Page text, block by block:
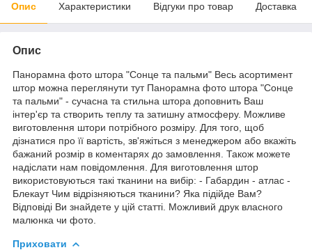
Опис Характеристики Відгуки про товар Доставка
Опис
Панорамна фото штора "Сонце та пальми" Весь асортимент
штор можна переглянути тут Панорамна фото штора "Сонце
та пальми" - сучасна та стильна штора доповнить Ваш
інтер'єр та створить теплу та затишну атмосферу. Можливе
виготовлення штори потрібного розміру. Для того, щоб
дізнатися про її вартість, зв'яжіться з менеджером або вкажіть
бажаний розмір в коментарях до замовлення. Також можете
надіслати нам повідомлення. Для виготовлення штор
використовуються такі тканини на вибір: - Габардин - атлас -
Блекаут Чим відрізняються тканини? Яка підійде Вам?
Відповіді Ви знайдете у цій статті. Можливий друк власного
малюнка чи фото.
Приховати